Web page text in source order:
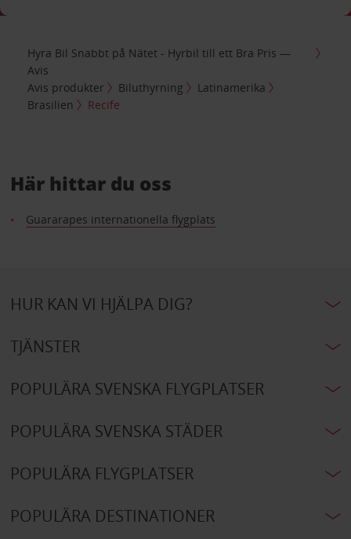
Hyra Bil Snabbt på Nätet - Hyrbil till ett Bra Pris —
Avis
Avis produkter
Biluthyrning
Latinamerika
Brasilien
Recife
Här hittar du oss
Guararapes internationella flygplats
HUR KAN VI HJÄLPA DIG?
TJÄNSTER
POPULÄRA SVENSKA FLYGPLATSER
POPULÄRA SVENSKA STÄDER
POPULÄRA FLYGPLATSER
POPULÄRA DESTINATIONER